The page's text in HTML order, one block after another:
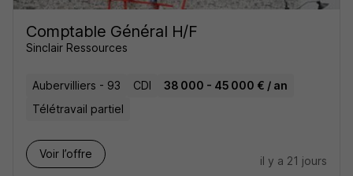
Comptable Général H/F
Sinclair Ressources
Aubervilliers - 93 CDI
38 000 - 45 000 € / an
Télétravail partiel
Voir l’offre
il y a 21 jours